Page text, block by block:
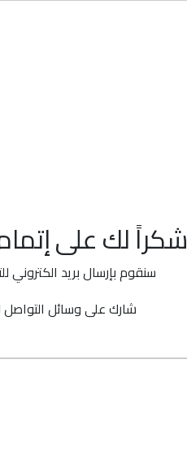
شكراً لك على
سنقوم بإرسال بريد الكتروني
شارك على وسائل التواصل